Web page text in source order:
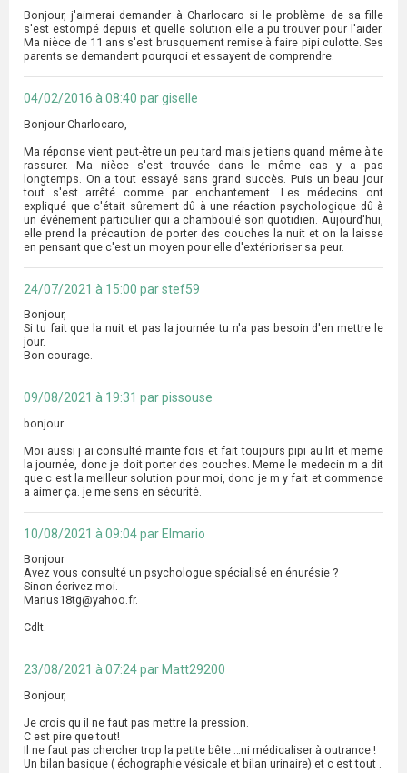
Bonjour, j'aimerai demander à Charlocaro si le problème de sa fille
s'est estompé depuis et quelle solution elle a pu trouver pour l'aider.
Ma nièce de 11 ans s'est brusquement remise à faire pipi culotte. Ses
parents se demandent pourquoi et essayent de comprendre.
04/02/2016 à 08:40 par giselle
Bonjour Charlocaro,
Ma réponse vient peut-être un peu tard mais je tiens quand même à te
rassurer. Ma nièce s'est trouvée dans le même cas y a pas
longtemps. On a tout essayé sans grand succès. Puis un beau jour
tout s'est arrêté comme par enchantement. Les médecins ont
expliqué que c'était sûrement dû à une réaction psychologique dû à
un événement particulier qui a chamboulé son quotidien. Aujourd'hui,
elle prend la précaution de porter des couches la nuit et on la laisse
en pensant que c'est un moyen pour elle d'extérioriser sa peur.
24/07/2021 à 15:00 par stef59
Bonjour,
Si tu fait que la nuit et pas la journée tu n'a pas besoin d'en mettre le
jour.
Bon courage.
09/08/2021 à 19:31 par pissouse
bonjour
Moi aussi j ai consulté mainte fois et fait toujours pipi au lit et meme
la journée, donc je doit porter des couches. Meme le medecin m a dit
que c est la meilleur solution pour moi, donc je m y fait et commence
a aimer ça. je me sens en sécurité.
10/08/2021 à 09:04 par Elmario
Bonjour
Avez vous consulté un psychologue spécialisé en énurésie ?
Sinon écrivez moi.
Marius18tg@yahoo.fr.
Cdlt.
23/08/2021 à 07:24 par Matt29200
Bonjour,
Je crois qu il ne faut pas mettre la pression.
C est pire que tout!
Il ne faut pas chercher trop la petite bête …ni médicaliser à outrance !
Un bilan basique ( échographie vésicale et bilan urinaire) et c est tout .